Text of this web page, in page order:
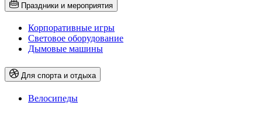
Праздники и мероприятия
Корпоративные игры
Световое оборудование
Дымовые машины
Для спорта и отдыха
Велосипеды